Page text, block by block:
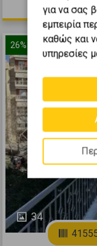
26% κάτω από τη
34
Previous
για να σας
εμπειρία
καθώς και
υπηρεσίες